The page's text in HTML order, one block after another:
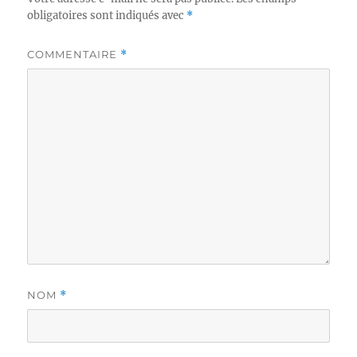
obligatoires sont indiqués avec *
COMMENTAIRE *
NOM *